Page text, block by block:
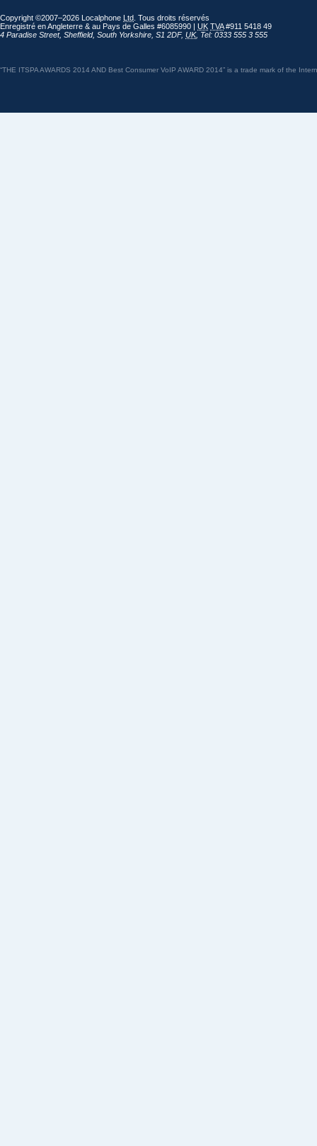
Copyright ©2007–2026 Localphone Ltd . Tous droits réservés
Enregistré en Angleterre & au Pays de Galles #6085990 | UK TVA#911 5418 49
4 Paradise Street, Sheffield, South Yorkshire S1 2DF, UK, Tel: 0333 555 3 555
“THE ITSPA AWARDS 2014 AND Best Consumer VoIP AWARD 2014” is a trade mark of the